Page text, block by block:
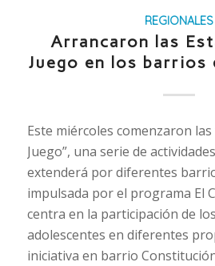
REGIONALES
Arrancaron las
Juego en los barrios
Este miércoles comenzaron las
Juego”, una serie de
extenderá por diferentes
impulsada por el programa El
centra en la participación de
adolescentes en diferentes
iniciativa en barrio